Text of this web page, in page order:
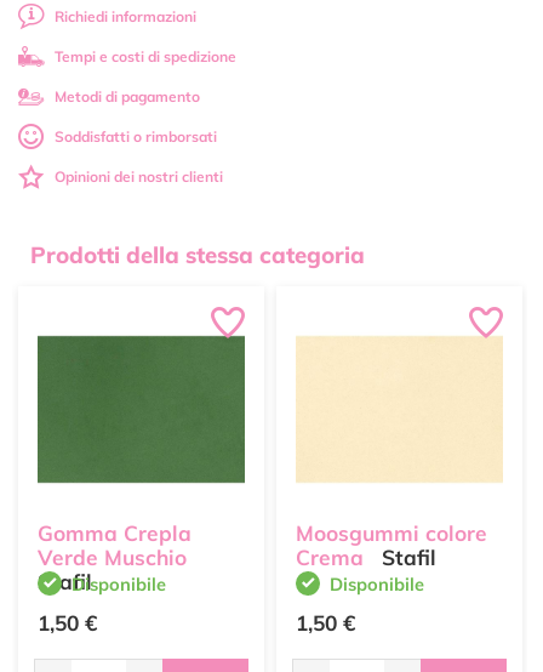
Richiedi informazioni
Tempi e costi di spedizione
Metodi di pagamento
Soddisfatti o rimborsati
Opinioni dei nostri clienti
Prodotti della stessa categoria
Gomma Crepla
Verde Muschio
StafilDisponibile
1,50 €
Moosgummi colore
Crema
Stafil
Disponibile
1,50 €